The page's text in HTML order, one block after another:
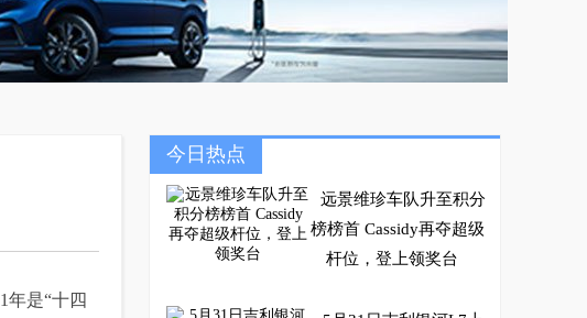
年是“十四
今日热点
远景维珍车队升至积分
榜榜首 Cassidy再夺超级
杆位，登上领奖台